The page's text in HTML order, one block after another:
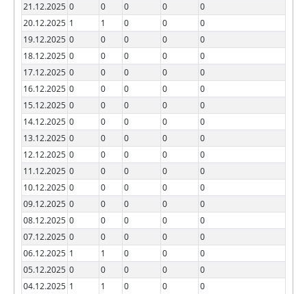
21.12.2025 0 0 0 0
0
20.12.2025 1 1 0 0
0
19.12.2025 0 0 0 0
0
18.12.2025 0 0 0 0
0
17.12.2025 0 0 0 0
0
16.12.2025 0 0 0 0
0
15.12.2025 0 0 0 0
0
14.12.2025 0 0 0 0
0
13.12.2025 0 0 0 0
0
12.12.2025 0 0 0 0
0
11.12.2025 0 0 0 0
0
10.12.2025 0 0 0 0
0
09.12.2025 0 0 0 0
0
08.12.2025 0 0 0 0
0
07.12.2025 0 0 0 0
0
06.12.2025 1 1 0 0
0
05.12.2025 0 0 0 0
0
04.12.2025 1 1 0 0 0